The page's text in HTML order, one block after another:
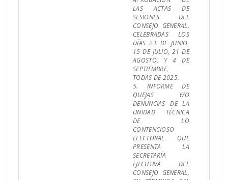
LAS ACTAS DE
SESIONES DEL
CONSEJO GENERAL,
CELEBRADAS LOS
DÍAS 23 DE JUNIO,
15 DE JULIO, 21 DE
AGOSTO, Y 4 DE
SEPTIEMBRE,
TODAS DE 2025.
5. INFORME DE
QUEJAS Y/O
DENUNCIAS DE LA
UNIDAD TÉCNICA
DE LO
CONTENCIOSO
ELECTORAL QUE
PRESENTA LA
SECRETARÍA
EJECUTIVA DEL
CONSEJO GENERAL,